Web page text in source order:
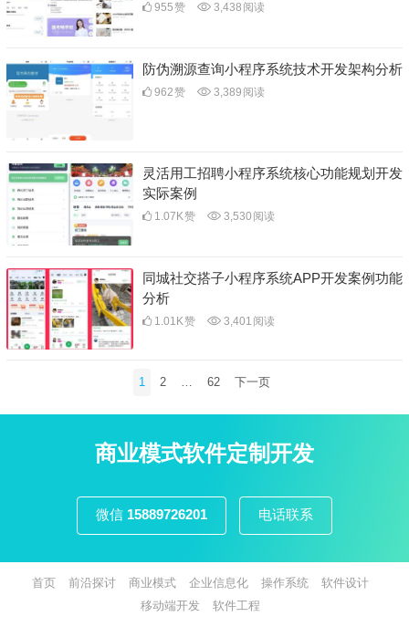
955赞 3,438 阅读
防伪溯源查询小程序系统技术开发架构分析
962赞 3,389 阅读
灵活用工招聘小程序系统核心功能规划开发
实际案例
1.07K赞 3,530 阅读
同城社交搭子小程序系统APP开发案例功能
分析
1.01K赞 3,401 阅读
分
1 2 62 下一页
商业模式软件定制开发
微信 15889726201 电话联系
首页 前沿探讨 商业模式 企业信息化 操作系统
软件设计
移动端开发
软件工程